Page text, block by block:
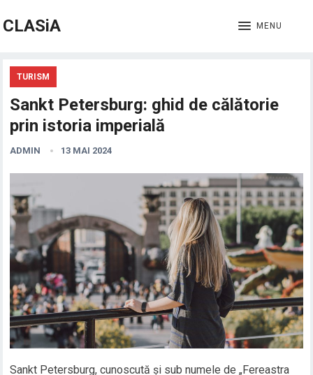
CLASiA MENU
TURISM
Sankt Petersburg: ghid de călătorie
prin istoria imperială
ADMIN 13 MAI 2024
Sankt Petersburg, cunoscută și sub numele de „Fereastra